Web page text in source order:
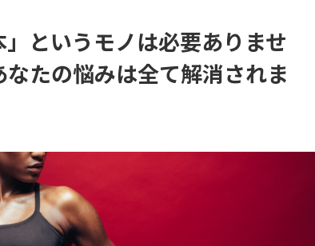
というモノは必要ありませ
たの悩みは全て解消されま